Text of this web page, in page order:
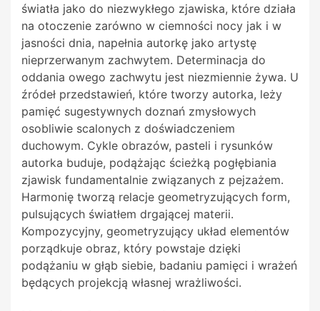
światła jako do niezwykłego zjawiska, które działa
na otoczenie zarówno w ciemności nocy jak i w
jasności dnia, napełnia autorkę jako artystę
nieprzerwanym zachwytem. Determinacja do
oddania owego zachwytu jest niezmiennie żywa. U
źródeł przedstawień, które tworzy autorka, leży
pamięć sugestywnych doznań zmysłowych
osobliwie scalonych z doświadczeniem
duchowym. Cykle obrazów, pasteli i rysunków
autorka buduje, podążając ścieżką pogłębiania
zjawisk fundamentalnie związanych z pejzażem.
Harmonię tworzą relacje geometryzujących form,
pulsujących światłem drgającej materii.
Kompozycyjny, geometryzujący układ elementów
porządkuje obraz, który powstaje dzięki
podążaniu w głąb siebie, badaniu pamięci i wrażeń
będących projekcją własnej wrażliwości.